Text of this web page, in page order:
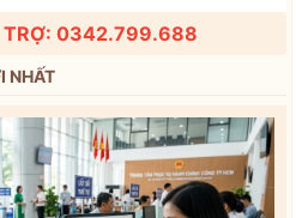
TRỢ: 0342.799.688
NHẤT